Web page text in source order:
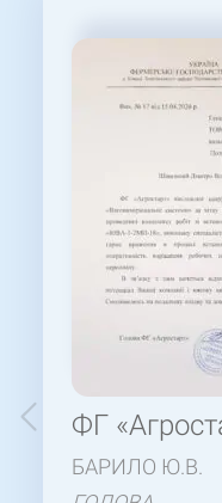
ФГ
БАРИЛО Ю.В.